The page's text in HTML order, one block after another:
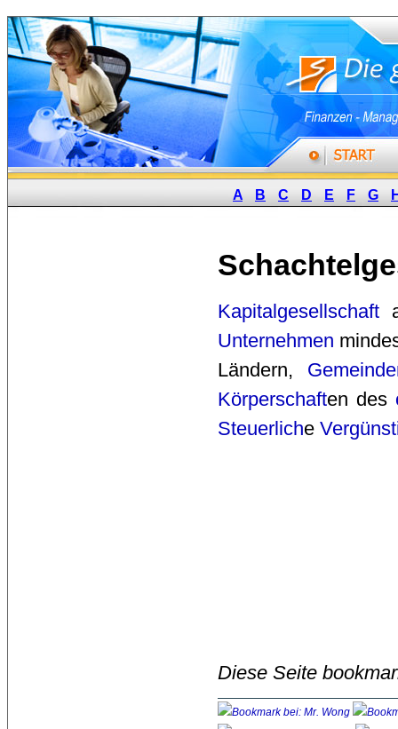
A B C D E F G
Kapitalgesellschaft
Unternehmen
Ländern,
Körperschaften des
Steuerliche
Diese Seite